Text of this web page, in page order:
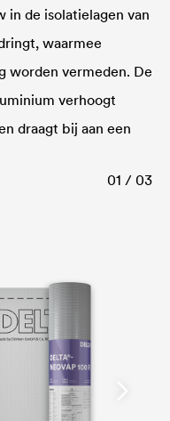
de isolatielagen van
waarmee
worden vermeden. De
verhoogt
draagt bij aan een
01 / 03